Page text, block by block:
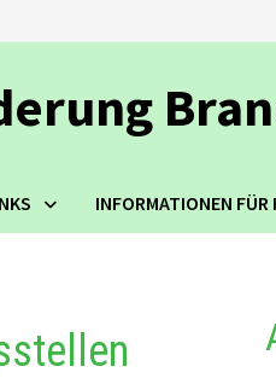
INFORMATIONEN FÜR